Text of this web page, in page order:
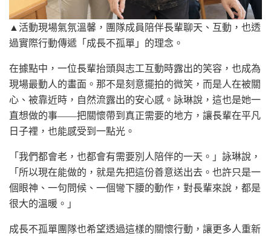
▲活動現場氣氛溫馨，團隊成員陪伴長輩聊天、互動，也透
過實際行動傳遞「成長不孤單」的理念。
在據點中，一位長輩抬頭與志工互動時露出的笑容，也成為
現場最動人的畫面。那不是刻意擺拍的微笑，而是人在被關
心、被靠近時，自然流露出的安心感。詠琳說，這也是她一
直想做的事——把關懷帶到真正需要的地方，讓長輩在平凡
日子裡，也能感受到一點光。
「我們都會老，也都會有需要別人陪伴的一天。」詠琳說，
「所以現在能做的，就是先把這份善意送出去。也許只是一
個眼神、一句問候、一個彎下腰的動作，對長輩來說，都是
很大的溫暖。」
成長不孤單團隊也希望透過這樣的關懷行動，讓更多人重新